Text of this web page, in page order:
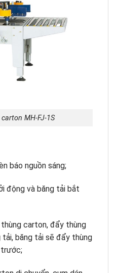
MH-FJ-1S
báo nguồn sáng;
động và băng tải bắt
carton, đẩy thùng
băng tải sẽ đẩy thùng
trước;